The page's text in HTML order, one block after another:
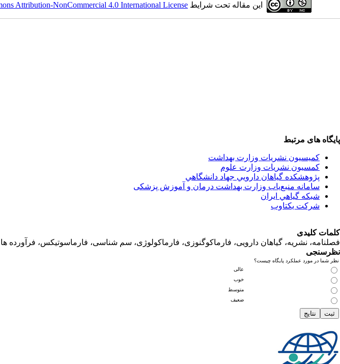
این مقاله تحت شرایط Attribution-NonCommercial 4.0 International License
پایگاه های مرتبط
کمیسیون نشریات وزارت بهداشت
کمسیون نشریات وزارت علوم
پژوهشكده گياهان دارويي جهاد دانشگاهي
سامانه منبع‌ياب وزارت بهداشت درمان و آموزش پزشکی
شبكه گياهي ايران
شرکت یکتاوب
کلمات کلیدی
فصلنامه، نشریه، گیاهان دارویی، فارماکوگنوزی، فارماکولوژی، سم شناسی، فارماسوتیکس، فرآورده
نظرسنجی
نظر شما در مورد عملکرد پایگاه چیست؟
عالی
خوب
متوسط
ضعیف